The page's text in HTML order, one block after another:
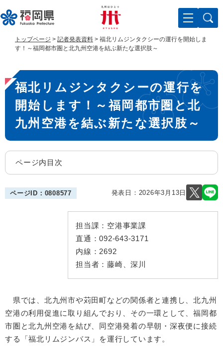
ー
ジ
す
。
ニ
ュ
し
て
トップページ > 記者発表資料 > 福北リムジンタクシーの運行を開始しま
す！～福岡都市圏と北九州空港を結ぶ新たな選択肢～
本
文
福北リムジンタクシーの運行を
開始します！～福岡都市圏と北
九州空港を結ぶ新たな選択肢～
ページ内目次
ページID：0808577 発表日： 2026年3月13日
担当課： 空港事業課
直通：092-643-3171
内線： 2692
担当者： 藤崎、深川
県では、北九州市や苅田町などの関係者と連携し、北九州
空港の利用促進に取り組んでおり、その一環として、福岡都
市圏と北九州空港を結び、同空港発着の早朝・深夜便に接続
する「福北リムジンバス」を運行しています。